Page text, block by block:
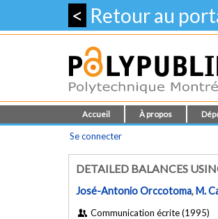
< Retour au
Accueil À propos
Se connecter
DETAILED BALANCES
José-Antonio Orccotoma,M.
Communication écrite (1995)